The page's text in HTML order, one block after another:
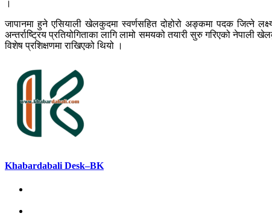
।
जापानमा हुने एसियाली खेलकुदमा स्वर्णसहित दोहोरो अङ्कमा पदक जित्ने
अन्तर्राष्ट्रिय प्रतियोगिताका लागि लामो समयको तयारी सुरु गरिएको
विशेष प्रशिक्षणमा राखिएको थियो ।
Khabardabali Desk–BK